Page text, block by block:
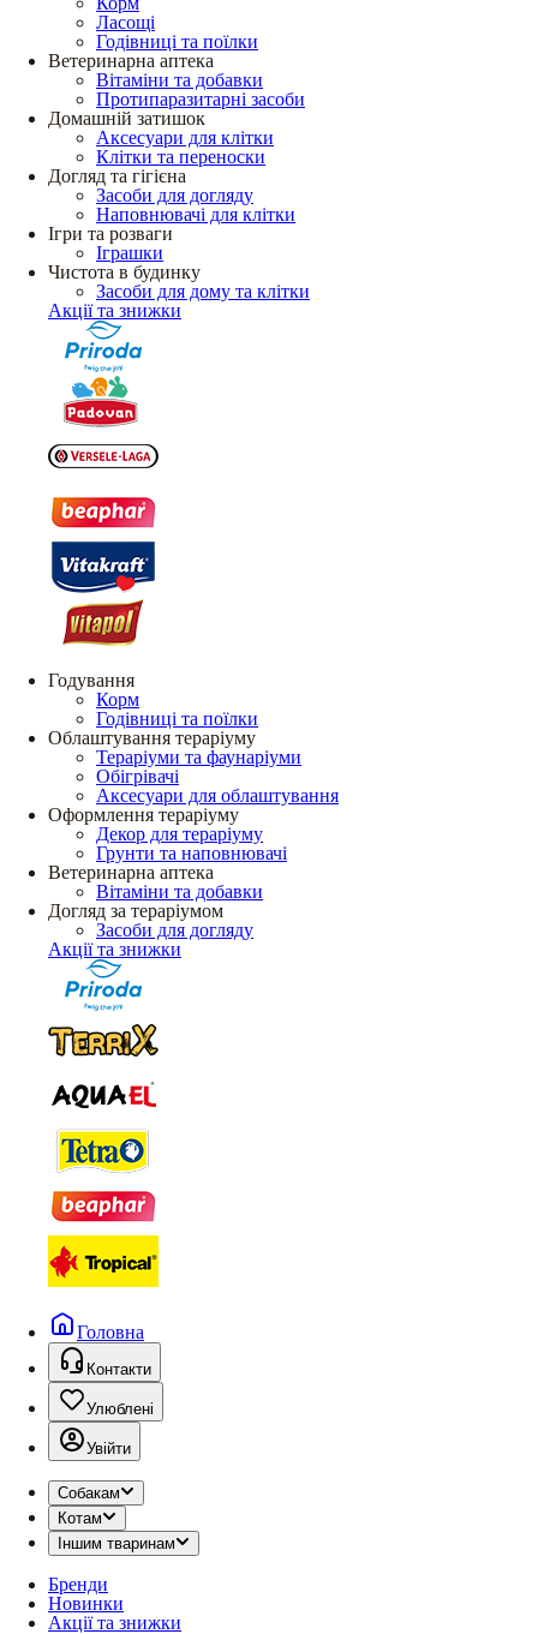
Ласощі
Годівниці та поїлки
Ветеринарна аптека
Вітаміни та добавки
Протипаразитарні засоби
Домашній затишок
Аксесуари для клітки
Клітки та переноски
Догляд та гігієна
Засоби для догляду
Наповнювачі для клітки
Ігри та розваги
Іграшки
Чистота в будинку
Засоби для дому та клітки
Акції та знижки
Годування
Корм
Годівниці та поїлки
Облаштування тераріуму
Тераріуми та фаунаріуми
Обігрівачі
Аксесуари для облаштування
Оформлення тераріуму
Декор для тераріуму
Грунти та наповнювачі
Ветеринарна аптека
Вітаміни та добавки
Догляд за тераріумом
Засоби для догляду
Акції та знижки
Головна
Контакти
Улюблені
Увійти
Собакам
Котам
Іншим тваринам
Бренди
Новинки
Акції та знижки